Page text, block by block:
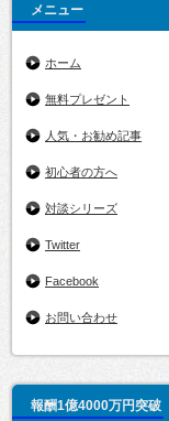
メニュー
ホーム
無料プレゼント
人気・お勧め記事
初心者の方へ
対談シリーズ
Twitter
Facebook
お問い合わせ
報酬1億4000万円突破